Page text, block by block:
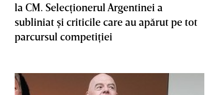
la CM. Selecţionerul Argentinei a
subliniat şi criticile care au apărut pe tot
parcursul competiţiei